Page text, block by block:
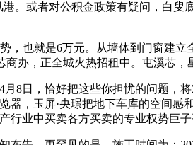
或者对公积金政策有疑问，白叟
也就是6万元。从墙体到门窗建立
办，正全城火热招租中。屯溪芯
日，恰好把这些你担忧的问题，
，玉屏·央璟把地下车库的空间
行业中买卖各方买卖的专业权势巨子